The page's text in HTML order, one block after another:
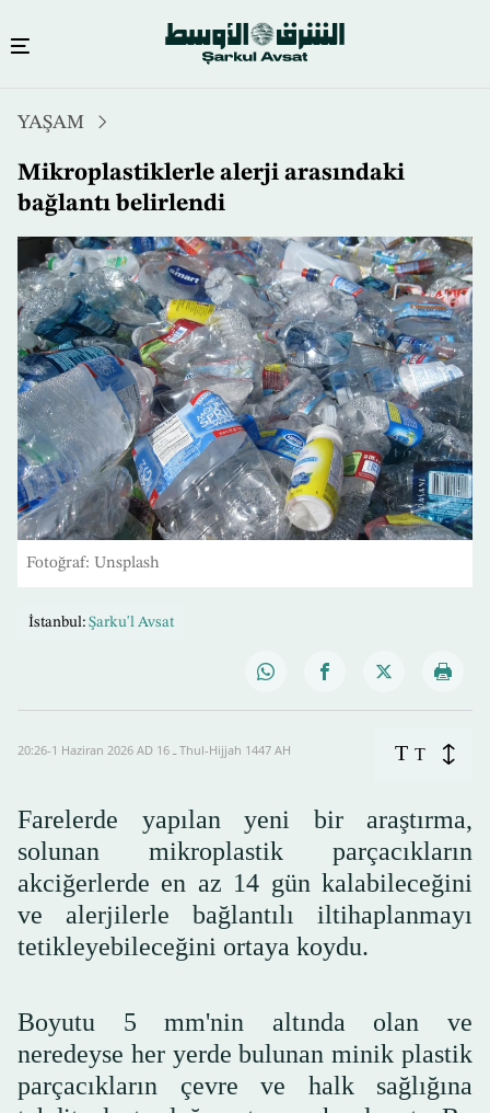
içeriğe
atla
YAŞAM
Mikroplastiklerle alerji arasındaki
bağlantı belirlendi
Fotoğraf: Unsplash
İstanbul: Şarku'l Avsat
20:26-1 Haziran 2026 AD ـ 16 Thul-Hijjah 1447 AH T T
Farelerde yapılan yeni bir araştırma,
solunan mikroplastik parçacıkların
akciğerlerde en az 14 gün kalabileceğini
ve alerjilerle bağlantılı iltihaplanmayı
tetikleyebileceğini ortaya koydu.
Boyutu 5 mm'nin altında olan ve
neredeyse her yerde bulunan minik plastik
parçacıkların çevre ve halk sağlığına